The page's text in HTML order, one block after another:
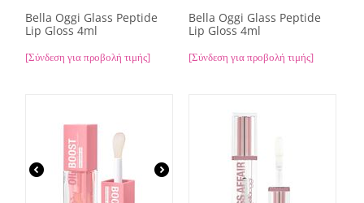
Bella Oggi Glass Peptide
Lip Gloss 4ml
[Σύνδεση για προβολή τιμής]
Bella Oggi Glass Peptide
Lip Gloss 4ml
[Σύνδεση για προβολή τιμής]